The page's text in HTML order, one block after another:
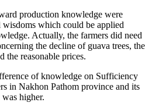
production knowledge were
which could be applied
Actually, the farmers did need
the decline of guava trees, the
the reasonable prices.
of knowledge on Sufficiency
in Nakhon Pathom province and its
higher.